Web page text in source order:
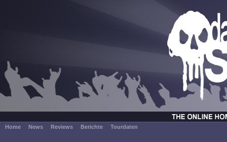
Home News Reviews Berichte Tourdaten